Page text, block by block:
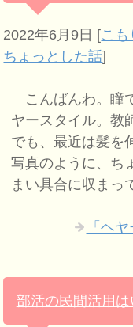
2022年6月9日 [こも
ちょっとした話]
こんばんわ。瞳
ヤースタイル。教
でも、最近は髪を
写真のように、ち
まい具合に収まっ
「ヘ
部活の民間活用は